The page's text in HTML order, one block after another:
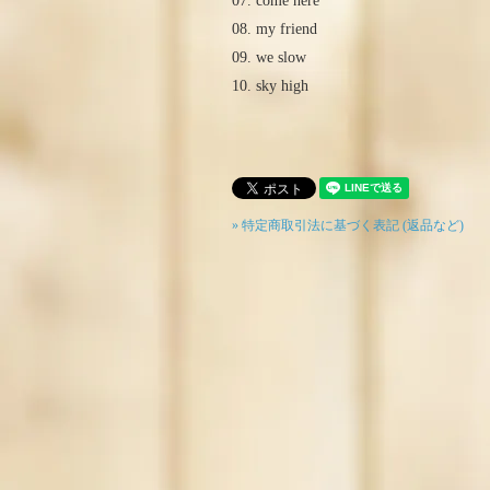
08. my friend
09. we slow
10. sky high
» 特定商取引法に基づく表記 (返品など)